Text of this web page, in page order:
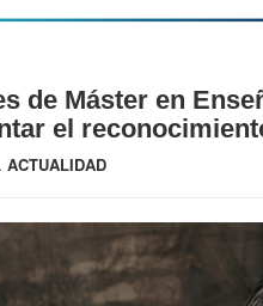
de Máster en
el
ACTUALIDAD